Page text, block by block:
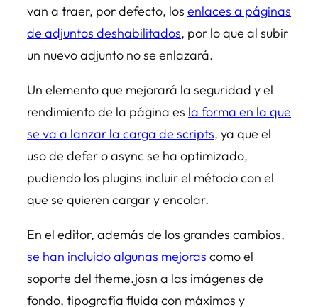
van a traer, por defecto, los enlaces a páginas
de adjuntos deshabilitados, por lo que al subir
un nuevo adjunto no se enlazará.
Un elemento que mejorará la seguridad y el
rendimiento de la página es la forma en la que
se va a lanzar la carga de scripts, ya que el
uso de defer o async se ha optimizado,
pudiendo los plugins incluir el método con el
que se quieren cargar y encolar.
En el editor, además de los grandes cambios,
se han incluido algunas mejoras como el
soporte del theme.josn a las imágenes de
fondo, tipografía fluida con máximos y